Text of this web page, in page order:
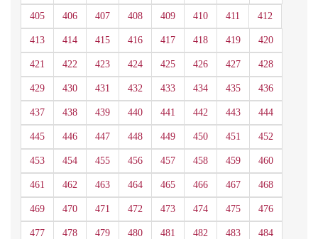
405 406 407 408 409 410 411 412
413 414 415 416 417 418 419 420
421 422 423 424 425 426 427 428
429 430 431 432 433 434 435 436
437 438 439 440 441 442 443 444
445 446 447 448 449 450 451 452
453 454 455 456 457 458 459 460
461 462 463 464 465 466 467 468
469 470 471 472 473 474 475 476
477 478 479 480 481 482 483 484